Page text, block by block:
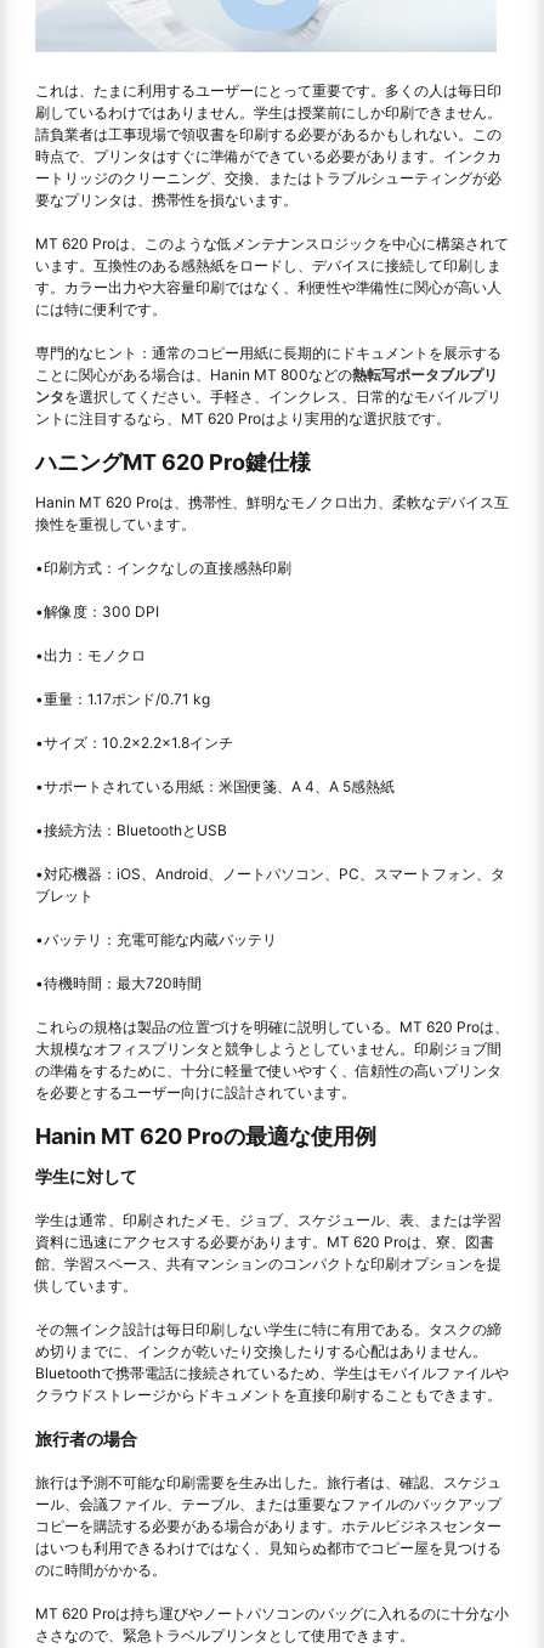
これは、たまに利用するユーザーにとって重要です。多くの人は毎日印
刷しているわけではありません。学生は授業前にしか印刷できません。
請負業者は工事現場で領収書を印刷する必要があるかもしれない。この
時点で、プリンタはすぐに準備ができている必要があります。インクカ
ートリッジのクリーニング、交換、またはトラブルシューティングが必
要なプリンタは、携帯性を損ないます。
MT 620 Proは、このような低メンテナンスロジックを中心に構築されて
います。互換性のある感熱紙をロードし、デバイスに接続して印刷しま
す。カラー出力や大容量印刷ではなく、利便性や準備性に関心が高い人
には特に便利です。
専門的なヒント：通常のコピー用紙に長期的にドキュメントを展示する
ことに関心がある場合は、Hanin MT 800などの熱転写ポータブルプリ
ンタを選択してください。手軽さ、インクレス、日常的なモバイルプリ
ントに注目するなら、MT 620 Proはより実用的な選択肢です。
ハニングMT 620 Pro鍵仕様
Hanin MT 620 Proは、携帯性、鮮明なモノクロ出力、柔軟なデバイス互
換性を重視しています。
•印刷方式：インクなしの直接感熱印刷
•解像度：300 DPI
•出力：モノクロ
•重量：1.17ポンド/0.71 kg
•サイズ：10.2×2.2×1.8インチ
•サポートされている用紙：米国便箋、A 4、A 5感熱紙
•接続方法：BluetoothとUSB
•対応機器：iOS、Android、ノートパソコン、PC、スマートフォン、タ
ブレット
•バッテリ：充電可能な内蔵バッテリ
•待機時間：最大720時間
これらの規格は製品の位置づけを明確に説明している。MT 620 Proは、
大規模なオフィスプリンタと競争しようとしていません。印刷ジョブ間
の準備をするために、十分に軽量で使いやすく、信頼性の高いプリンタ
を必要とするユーザー向けに設計されています。
Hanin MT 620 Proの最適な使用例
学生に対して
学生は通常、印刷されたメモ、ジョブ、スケジュール、表、または学習
資料に迅速にアクセスする必要があります。MT 620 Proは、寮、図書
館、学習スペース、共有マンションのコンパクトな印刷オプションを提
供しています。
その無インク設計は毎日印刷しない学生に特に有用である。タスクの締
め切りまでに、インクが乾いたり交換したりする心配はありません。
Bluetoothで携帯電話に接続されているため、学生はモバイルファイルや
クラウドストレージからドキュメントを直接印刷することもできます。
旅行者の場合
旅行は予測不可能な印刷需要を生み出した。旅行者は、確認、スケジュ
ール、会議ファイル、テーブル、または重要なファイルのバックアップ
コピーを購読する必要がある場合があります。ホテルビジネスセンター
はいつも利用できるわけではなく、見知らぬ都市でコピー屋を見つける
のに時間がかかる。
MT 620 Proは持ち運びやノートパソコンのバッグに入れるのに十分な小
ささなので、緊急トラベルプリンタとして使用できます。